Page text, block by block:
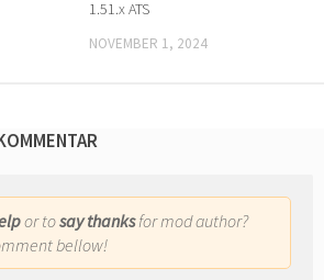
1.51.x ATS
NOVEMBER 1, 2024
or tosay thanksfor mod author?
bellow!